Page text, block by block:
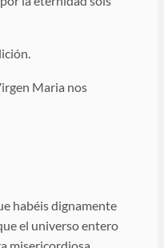
Maria nos
habéis dignamente
el universo entero